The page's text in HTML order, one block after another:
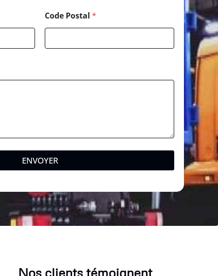
Code Postal *
ENVOYER
Nos clients témoignent